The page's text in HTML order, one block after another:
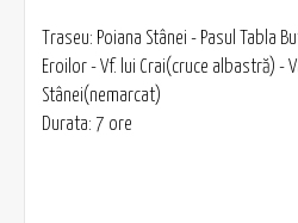
Traseu: Poiana Stânei - Pasul Tabla
Eroilor - Vf. lui Crai(cruce albastră) -
Stânei(nemarcat)
Durata: 7 ore